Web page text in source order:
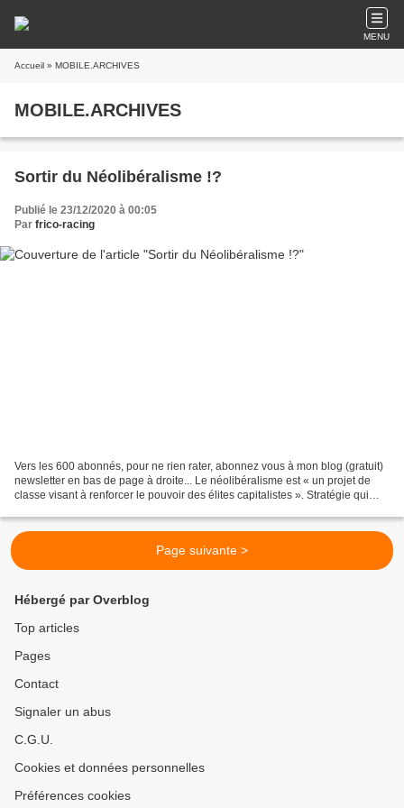
MENU
Accueil » MOBILE.ARCHIVES
MOBILE.ARCHIVES
Sortir du Néolibéralisme !?
Publié le 23/12/2020 à 00:05
Par frico-racing
Vers les 600 abonnés, pour ne rien rater, abonnez vous à mon blog (gratuit)
newsletter en bas de page à droite... Le néolibéralisme est « un projet de
classe visant à renforcer le pouvoir des élites capitalistes ». Stratégie qui
Page suivante >
Hébergé par Overblog
Top articles
Pages
Contact
Signaler un abus
C.G.U.
Cookies et données personnelles
Préférences cookies